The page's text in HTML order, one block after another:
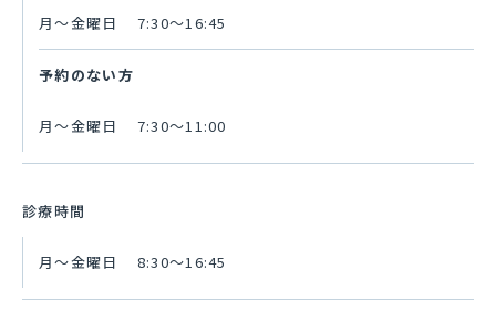
月～金曜日 7:30〜16:45
予約のない方
月～金曜日 7:30〜11:00
診療時間
月～金曜日 8:30〜16:45